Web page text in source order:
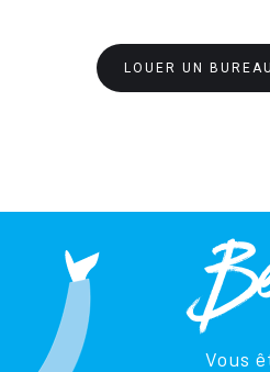
LOUER UN BUREAU
Vous